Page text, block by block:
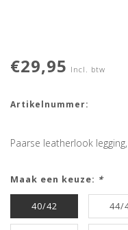
€29,95 Incl. btw
Artikelnummer:
Paarse leatherlook
Maak een keuze: *
40/42 44/